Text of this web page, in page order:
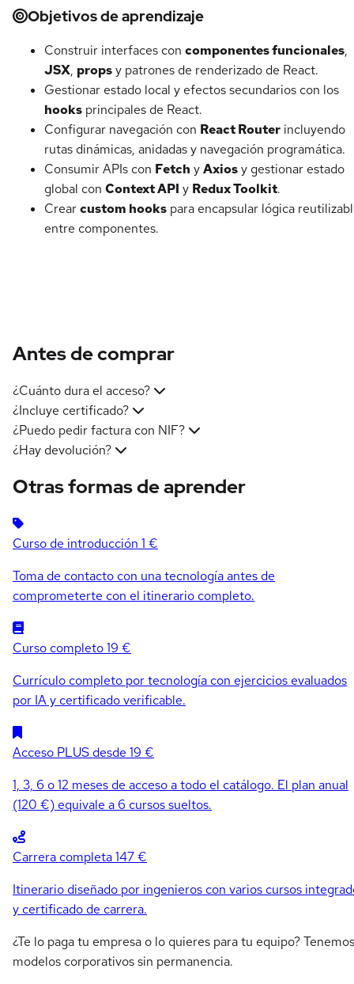
Objetivos de aprendizaje
Construir interfaces con componentes funcionales,
JSX, propsy patrones de renderizado de React.
Gestionar estado local y efectos secundarios con los
hooks principales de React.
Configurar navegación con React Router incluyendo
rutas dinámicas, anidadas y navegación programática.
Consumir APIs con Fetch yAxiosy gestionar estado
global con Context API y Redux Toolkit.
Crearcustom hooks para encapsular lógica
entre componentes.
Antes de comprar
¿Cuánto dura el acceso?
¿Incluye certificado?
¿Puedo pedir factura con NIF?
¿Hay devolución?
Otras formas de aprender
Curso de introducción 1 €
Toma de contacto con una tecnología antes de
comprometerte con el itinerario completo.
Curso completo19 €
Currículo completo por tecnología con ejercicios evaluados
por IA y certificado verificable.
Acceso PLUS desde 19 €
1, 3, 6 o 12 meses de acceso a todo el catálogo. El plan anual
(120 €) equivale a 6 cursos sueltos.
Carrera completa147 €
Itinerario diseñado por ingenieros con varios cursos
y certificado de carrera.
¿Te lo paga tu empresa o lo quieres para tu equipo? Tenemos
modelos corporativos sin permanencia.